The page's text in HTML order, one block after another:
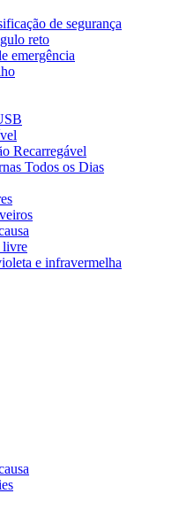
de segurança
reto
emergência
Recarregável
Todos os Dias
livre
e infravermelha